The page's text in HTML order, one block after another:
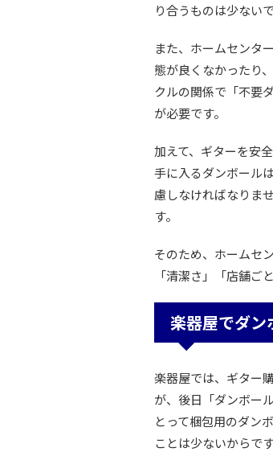
り合うものは少ないで
また、ホームセンタ
態が良くなかったり
クルの関係で「不要
が必要です。
加えて、ギターを安
手に入るダンボール
慮しなければなりま
す。
そのため、ホームセ
「清潔さ」「店舗ご
楽器屋でダン
楽器屋では、ギター
が、後日「ダンボー
とって梱包用のダン
ことは少ないからです